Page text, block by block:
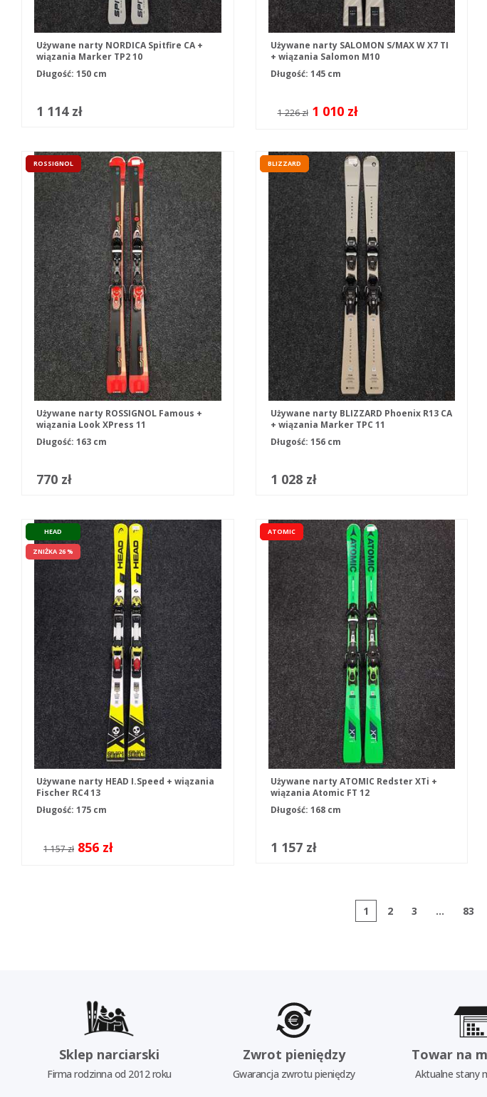
Używane narty NORDICA Spitfire CA +
wiązania Marker TP2 10
Długość: 150 cm
1 114 zł
Używane narty SALOMON S/MAX W X7 TI
+ wiązania Salomon M10
Długość: 145 cm
1 226 zł 1 010 zł
ROSSIGNOL
Używane narty ROSSIGNOL Famous +
wiązania Look XPress 11
Długość: 163 cm
770 zł
BLIZZARD
Używane narty BLIZZARD Phoenix R13 CA
+ wiązania Marker TPC 11
Długość: 156 cm
1 028 zł
HEAD
ZNIŻKA 26 %
Używane narty HEAD I.Speed + wiązania
Fischer RC4 13
Długość: 175 cm
1 157 zł 856 zł
ATOMIC
Używane narty ATOMIC Redster XTi +
wiązania Atomic FT 12
Długość: 168 cm
1 157 zł
1 2 3 ... 83
Sklep narciarski
Firma rodzinna od 2012 roku
Zwrot pieniędzy
Gwarancja zwrotu pieniędzy
Towar na
Aktualne stany